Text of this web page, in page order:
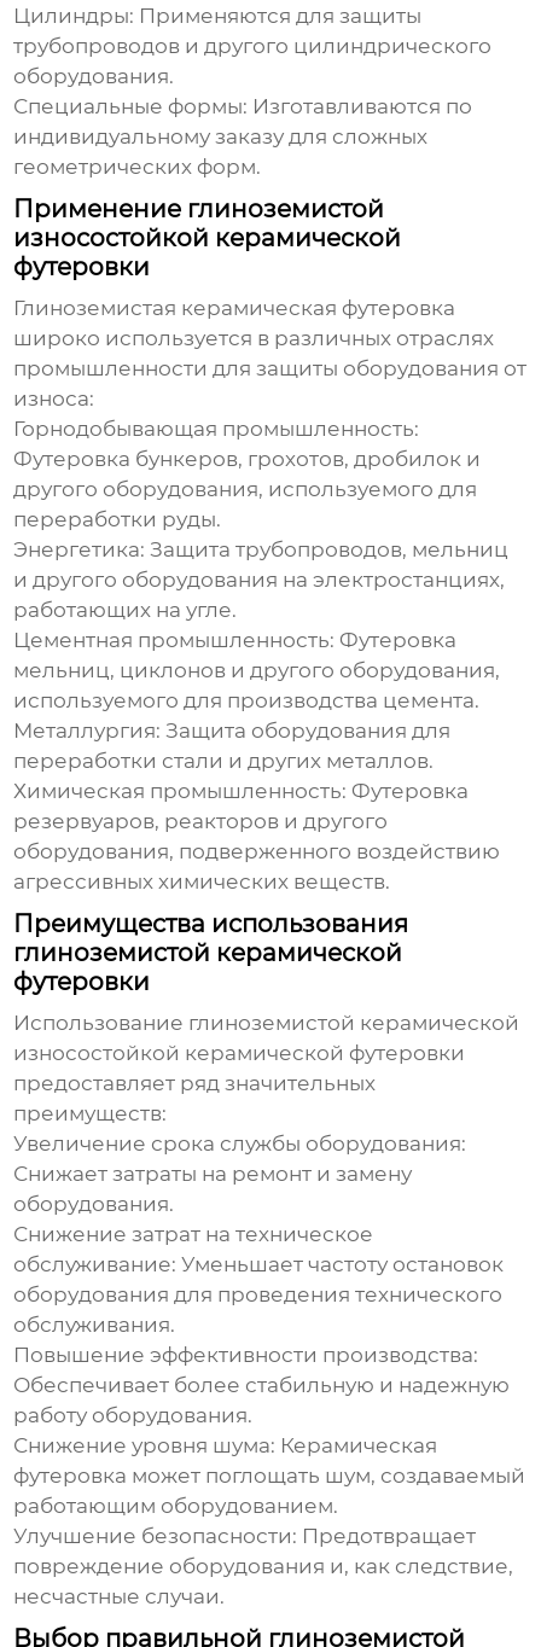
Цилиндры: Применяются для защиты
трубопроводов и другого цилиндрического
оборудования.
Специальные формы: Изготавливаются по
индивидуальному заказу для сложных
геометрических форм.
Применение глиноземистой
износостойкой керамической
футеровки
Глиноземистая керамическая футеровка
широко используется в различных отраслях
промышленности для защиты оборудования от
износа:
Горнодобывающая промышленность:
Футеровка бункеров, грохотов, дробилок и
другого оборудования, используемого для
переработки руды.
Энергетика: Защита трубопроводов, мельниц
и другого оборудования на электростанциях,
работающих на угле.
Цементная промышленность: Футеровка
мельниц, циклонов и другого оборудования,
используемого для производства цемента.
Металлургия: Защита оборудования для
переработки стали и других металлов.
Химическая промышленность: Футеровка
резервуаров, реакторов и другого
оборудования, подверженного воздействию
агрессивных химических веществ.
Преимущества использования
глиноземистой керамической
футеровки
Использование глиноземистой керамической
износостойкой керамической футеровки
предоставляет ряд значительных
преимуществ:
Увеличение срока службы оборудования:
Снижает затраты на ремонт и замену
оборудования.
Снижение затрат на техническое
обслуживание: Уменьшает частоту остановок
оборудования для проведения технического
обслуживания.
Повышение эффективности производства:
Обеспечивает более стабильную и надежную
работу оборудования.
Снижение уровня шума: Керамическая
футеровка может поглощать шум, создаваемый
работающим оборудованием.
Улучшение безопасности: Предотвращает
повреждение оборудования и, как следствие,
несчастные случаи.
Выбор правильной глиноземистой